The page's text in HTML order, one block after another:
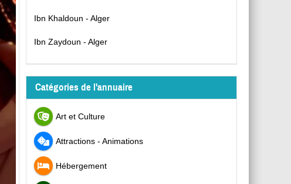
Ibn Khaldoun - Alger
Ibn Zaydoun - Alger
Catégories de l'annuaire
Art et Culture
Attractions - Animations
Hébergement